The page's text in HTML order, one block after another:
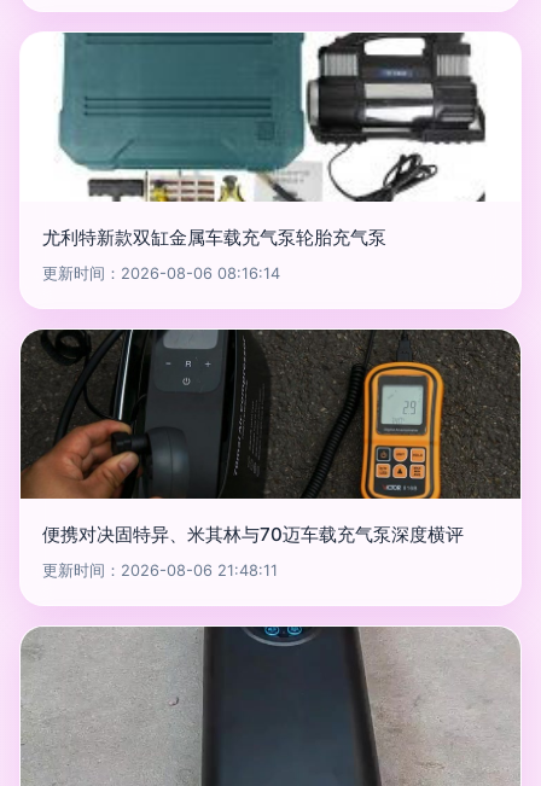
尤利特新款双缸金属车载充气泵轮胎充气泵
更新时间：2026-08-06 08:16:14
便携对决固特异、米其林与70迈车载充气泵深度横评
更新时间：2026-08-06 21:48:11